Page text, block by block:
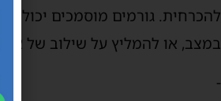
להכרחית. גורמים מוסמכים
במצב, או להמליץ על שילוב של
-